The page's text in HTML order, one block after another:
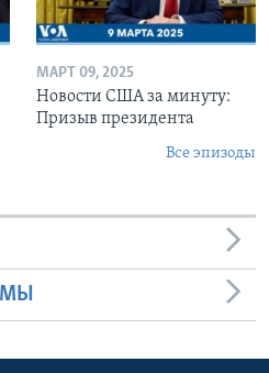
МАРТ 09, 2025
Новости США за минуту:
Призыв президента
Все эпизоды